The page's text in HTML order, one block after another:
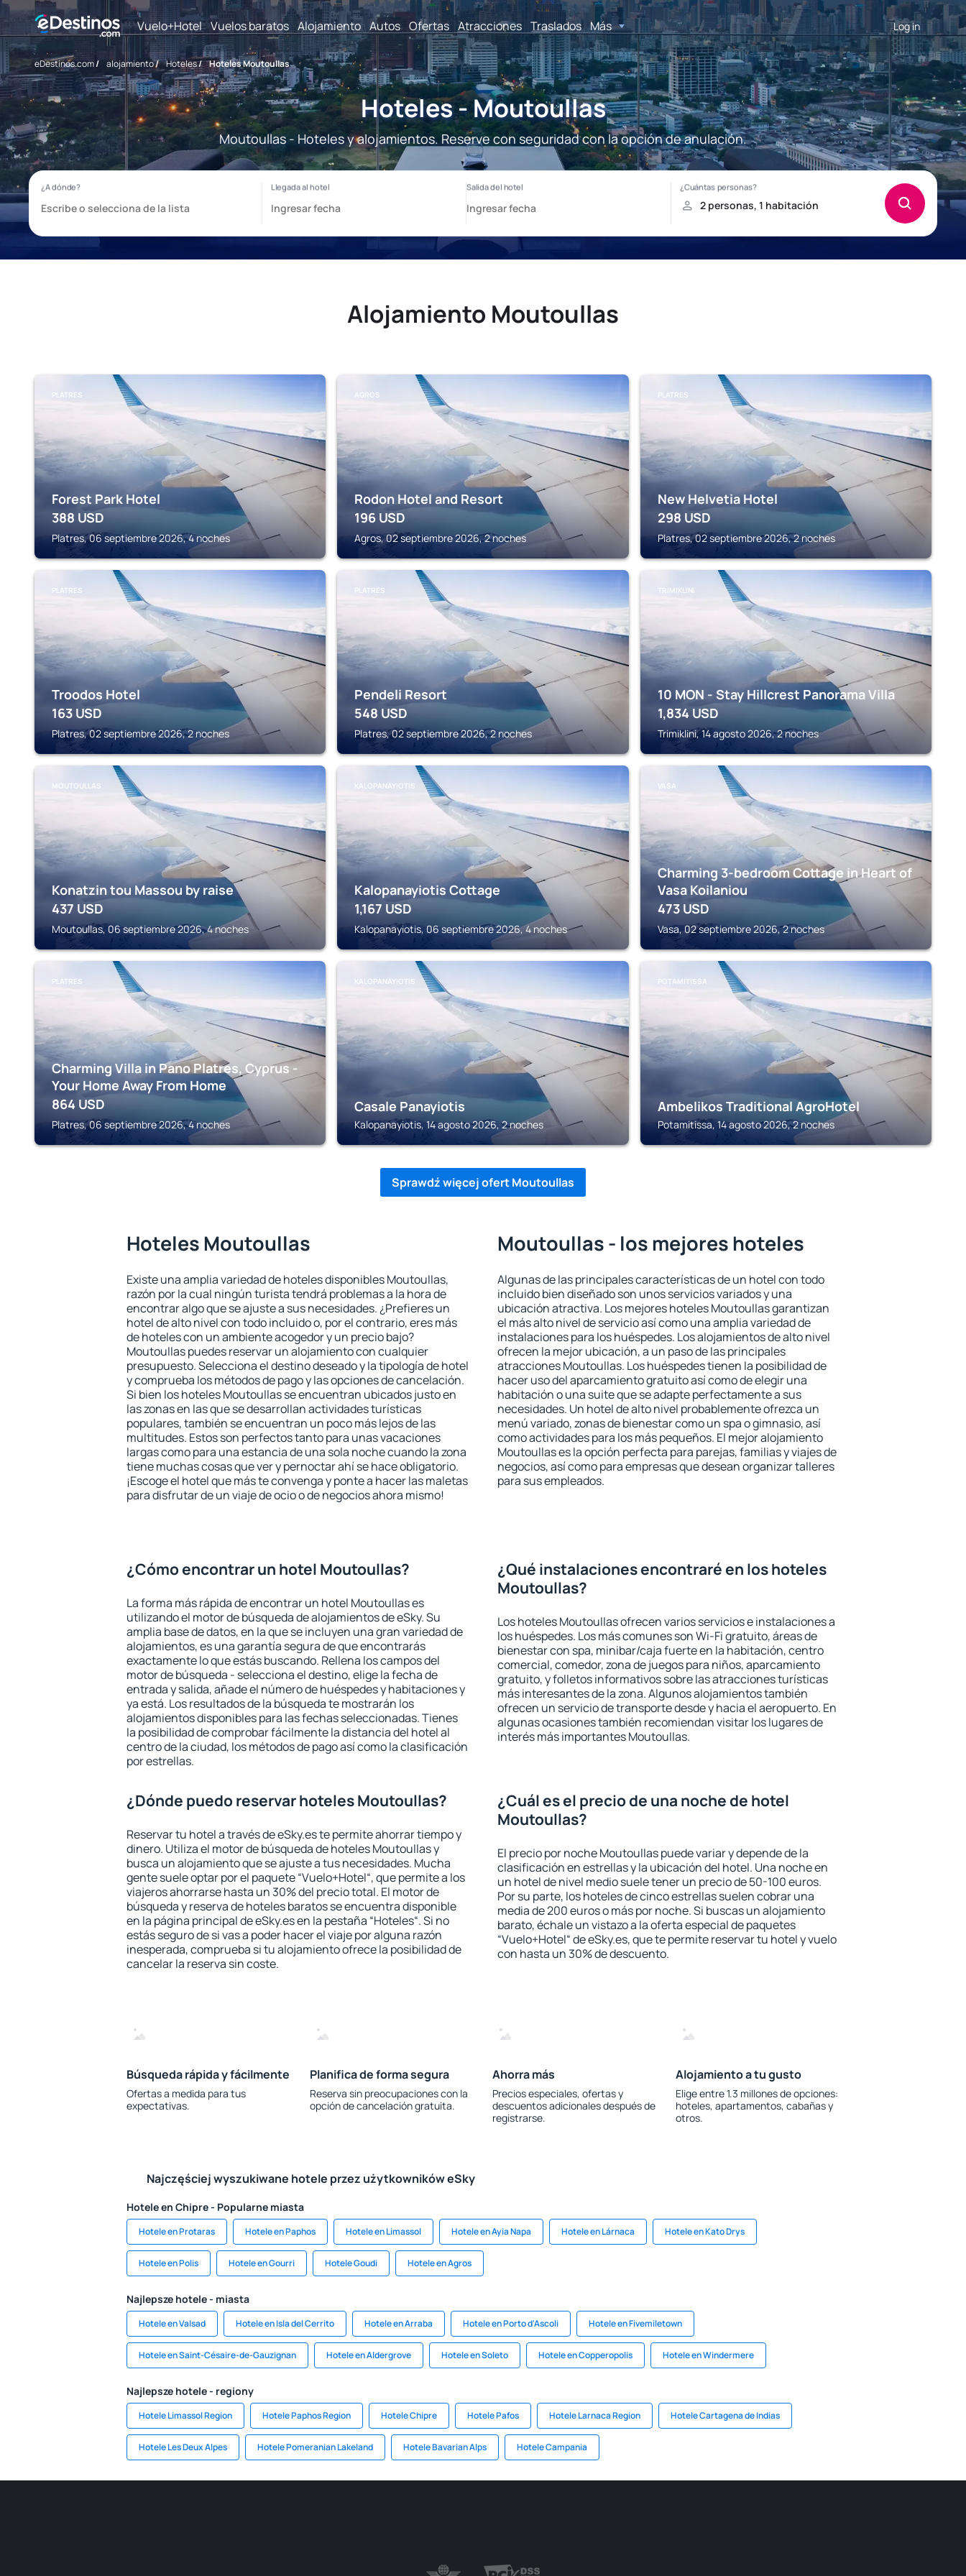
Vuelo+Hotel Vuelos baratos Alojamiento Autos Ofertas Atracciones Traslados Más Log in
eDestinos.com/ alojamiento/ Hoteles/ Hoteles Moutoullas
Hoteles - Moutoullas
Moutoullas - Hoteles y alojamientos. Reserve con seguridad con la opción de anulación.
Alojamiento Moutoullas
PLATRES
Forest Park Hotel
388 USD
Platres, 06 septiembre 2026, 4 noches
AGROS
Rodon Hotel and Resort
196 USD
Agros, 02 septiembre 2026, 2 noches
PLATRES
New Helvetia Hotel
298 USD
Platres, 02 septiembre 2026, 2 noches
PLATRES
Troodos Hotel
163 USD
Platres, 02 septiembre 2026, 2 noches
PLATRES
Pendeli Resort
548 USD
Platres, 02 septiembre 2026, 2 noches
TRIMIKLINI
10 MON - Stay Hillcrest Panorama Villa
1,834 USD
Trimiklini, 14 agosto 2026, 2 noches
MOUTOULLAS
Konatzin tou Massou by raise
437 USD
Moutoullas, 06 septiembre 2026, 4 noches
KALOPANAYIOTIS
Kalopanayiotis Cottage
1,167 USD
Kalopanayiotis, 06 septiembre 2026, 4 noches
VASA
Charming 3-bedroom Cottage in Heart of
Vasa Koilaniou
473 USD
Vasa, 02 septiembre 2026, 2 noches
PLATRES
Charming Villa in Pano Platres, Cyprus -
Your Home Away From Home
864 USD
Platres, 06 septiembre 2026, 4 noches
KALOPANAYIOTIS
Casale Panayiotis
Kalopanayiotis, 14 agosto 2026, 2 noches
POTAMITISSA
Ambelikos Traditional AgroHotel
Potamitissa, 14 agosto 2026, 2 noches
Sprawdź więcej ofert Moutoullas
Hoteles Moutoullas
Existe una amplia variedad de hoteles disponibles Moutoullas,
razón por la cual ningún turista tendrá problemas a la hora de
encontrar algo que se ajuste a sus necesidades. ¿Prefieres un
hotel de alto nivel con todo incluido o, por el contrario, eres más
de hoteles con un ambiente acogedor y un precio bajo?
Moutoullas puedes reservar un alojamiento con cualquier
presupuesto. Selecciona el destino deseado y la tipología de hotel
y comprueba los métodos de pago y las opciones de cancelación.
Si bien los hoteles Moutoullas se encuentran ubicados justo en
las zonas en las que se desarrollan actividades turísticas
populares, también se encuentran un poco más lejos de las
multitudes. Estos son perfectos tanto para unas vacaciones
largas como para una estancia de una sola noche cuando la zona
tiene muchas cosas que ver y pernoctar ahí se hace obligatorio.
¡Escoge el hotel que más te convenga y ponte a hacer las maletas
para disfrutar de un viaje de ocio o de negocios ahora mismo!
Moutoullas - los mejores hoteles
Algunas de las principales características de un hotel con todo
incluido bien diseñado son unos servicios variados y una
ubicación atractiva. Los mejores hoteles Moutoullas garantizan
el más alto nivel de servicio así como una amplia variedad de
instalaciones para los huéspedes. Los alojamientos de alto nivel
ofrecen la mejor ubicación, a un paso de las principales
atracciones Moutoullas. Los huéspedes tienen la posibilidad de
hacer uso del aparcamiento gratuito así como de elegir una
habitación o una suite que se adapte perfectamente a sus
necesidades. Un hotel de alto nivel probablemente ofrezca un
menú variado, zonas de bienestar como un spa o gimnasio, así
como actividades para los más pequeños. El mejor alojamiento
Moutoullas es la opción perfecta para parejas, familias y viajes de
negocios, así como para empresas que desean organizar talleres
para sus empleados.
¿Cómo encontrar un hotel Moutoullas?
La forma más rápida de encontrar un hotel Moutoullas es
utilizando el motor de búsqueda de alojamientos de eSky. Su
amplia base de datos, en la que se incluyen una gran variedad de
alojamientos, es una garantía segura de que encontrarás
exactamente lo que estás buscando. Rellena los campos del
motor de búsqueda - selecciona el destino, elige la fecha de
entrada y salida, añade el número de huéspedes y habitaciones y
ya está. Los resultados de la búsqueda te mostrarán los
alojamientos disponibles para las fechas seleccionadas. Tienes
la posibilidad de comprobar fácilmente la distancia del hotel al
centro de la ciudad, los métodos de pago así como la clasificación
por estrellas.
¿Qué instalaciones encontraré en los hoteles
Moutoullas?
Los hoteles Moutoullas ofrecen varios servicios e instalaciones a
los huéspedes. Los más comunes son Wi-Fi gratuito, áreas de
bienestar con spa, minibar/caja fuerte en la habitación, centro
comercial, comedor, zona de juegos para niños, aparcamiento
gratuito, y folletos informativos sobre las atracciones turísticas
más interesantes de la zona. Algunos alojamientos también
ofrecen un servicio de transporte desde y hacia el aeropuerto. En
algunas ocasiones también recomiendan visitar los lugares de
interés más importantes Moutoullas.
¿Dónde puedo reservar hoteles Moutoullas?
Reservar tu hotel a través de eSky.es te permite ahorrar tiempo y
dinero. Utiliza el motor de búsqueda de hoteles Moutoullas y
busca un alojamiento que se ajuste a tus necesidades. Mucha
gente suele optar por el paquete “Vuelo+Hotel“, que permite a los
viajeros ahorrarse hasta un 30% del precio total. El motor de
búsqueda y reserva de hoteles baratos se encuentra disponible
en la página principal de eSky.es en la pestaña “Hoteles“. Si no
estás seguro de si vas a poder hacer el viaje por alguna razón
inesperada, comprueba si tu alojamiento ofrece la posibilidad de
cancelar la reserva sin coste.
¿Cuál es el precio de una noche de hotel
Moutoullas?
El precio por noche Moutoullas puede variar y depende de la
clasificación en estrellas y la ubicación del hotel. Una noche en
un hotel de nivel medio suele tener un precio de 50-100 euros.
Por su parte, los hoteles de cinco estrellas suelen cobrar una
media de 200 euros o más por noche. Si buscas un alojamiento
barato, échale un vistazo a la oferta especial de paquetes
“Vuelo+Hotel“ de eSky.es, que te permite reservar tu hotel y vuelo
con hasta un 30% de descuento.
Búsqueda rápida y fácilmente
Ofertas a medida para tus
expectativas.
Planifica de forma segura
Reserva sin preocupaciones con la
opción de cancelación gratuita.
Ahorra más
Precios especiales, ofertas y
descuentos adicionales después de
registrarse.
Alojamiento a tu gusto
Elige entre 1.3 millones de opciones:
hoteles, apartamentos, cabañas y
otros.
Najczęściej wyszukiwane hotele przez użytkowników eSky
Hotele en Chipre - Popularne miasta
Hotele en Protaras Hotele en Paphos Hotele en Limassol Hotele en Ayia Napa Hotele en Lárnaca Hotele en Kato Drys
Hotele en Polis Hotele en Gourri Hotele Goudi Hotele en Agros
Najlepsze hotele - miasta
Hotele en Valsad Hotele en Isla del Cerrito Hotele en Arraba Hotele en Porto d'Ascoli Hotele en Fivemiletown
Hotele en Saint-Césaire-de-Gauzignan Hotele en Aldergrove Hotele en Soleto Hotele en Copperopolis Hotele en Windermere
Najlepsze hotele - regiony
Hotele Limassol Region Hotele Paphos Region Hotele Chipre Hotele Pafos Hotele Larnaca Region Hotele Cartagena de Indias
Hotele Les Deux Alpes Hotele Pomeranian Lakeland Hotele Bavarian Alps Hotele Campania